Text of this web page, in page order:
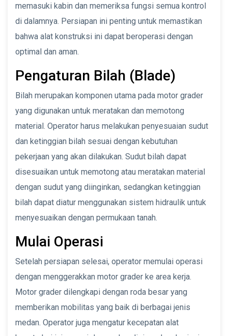
memasuki kabin dan memeriksa fungsi semua kontrol
di dalamnya. Persiapan ini penting untuk memastikan
bahwa alat konstruksi ini dapat beroperasi dengan
optimal dan aman.
Pengaturan Bilah (Blade)
Bilah merupakan komponen utama pada motor grader
yang digunakan untuk meratakan dan memotong
material. Operator harus melakukan penyesuaian sudut
dan ketinggian bilah sesuai dengan kebutuhan
pekerjaan yang akan dilakukan. Sudut bilah dapat
disesuaikan untuk memotong atau meratakan material
dengan sudut yang diinginkan, sedangkan ketinggian
bilah dapat diatur menggunakan sistem hidraulik untuk
menyesuaikan dengan permukaan tanah.
Mulai Operasi
Setelah persiapan selesai, operator memulai operasi
dengan menggerakkan motor grader ke area kerja.
Motor grader dilengkapi dengan roda besar yang
memberikan mobilitas yang baik di berbagai jenis
medan. Operator juga mengatur kecepatan alat